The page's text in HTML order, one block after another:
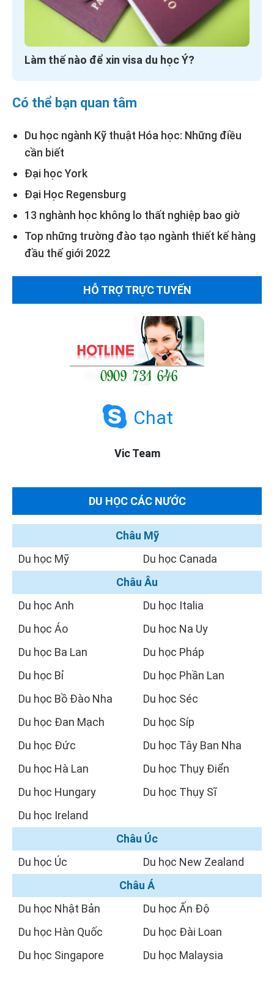
Làm thế nào để xin visa du học Ý?
Có thể bạn quan tâm
Du học ngành Kỹ thuật Hóa học: Những điều
cần biết
Đại học York
Đại Học Regensburg
13 nghành học không lo thất nghiệp bao giờ
Top những trường đào tạo ngành thiết kế hàng
đầu thế giới 2022
HỖ TRỢ TRỰC TUYẾN
Chat
Vic Team
DU HỌC CÁC NƯỚC
Châu Mỹ
Du học Mỹ
Du học Canada
Châu Âu
Du học Anh
Du học Áo
Du học Ba Lan
Du học Bỉ
Du học Bồ Đào Nha
Du học Đan Mạch
Du học Đức
Du học Hà Lan
Du học Hungary
Du học Ireland
Du học Italia
Du học Na Uy
Du học Pháp
Du học Phần Lan
Du học Séc
Du học Síp
Du học Tây Ban Nha
Du học Thụy Điển
Du học Thụy Sĩ
Châu Úc
Du học Úc
Du học New Zealand
Châu Á
Du học Nhật Bản
Du học Hàn Quốc
Du học Singapore
Du học Ấn Độ
Du học Đài Loan
Du học Malaysia